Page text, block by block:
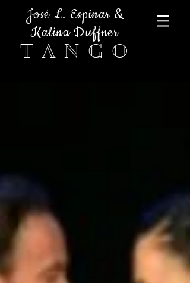
José L. Espinar &
Kalina Duffner
T A N G O